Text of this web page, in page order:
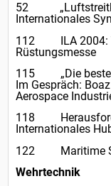
52
Internationales
112 ILA 2004:
Rüstungsmesse
115 „Die beste
Im Gespräch:
Aerospace
118
Internationales
122 Maritime
Wehrtechnik